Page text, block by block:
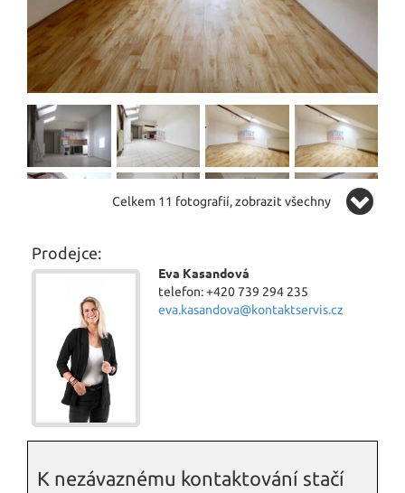
Celkem 11 fotografií, zobrazit všechny
Prodejce:
Eva Kasandová
telefon: +420 739 294 235
eva.kasandova@kontaktservis.cz
K nezávaznému kontaktování stačí